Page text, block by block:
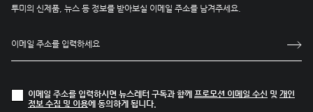
투미의 신제품, 뉴스 등 정보를 받아보실 이메일 주소를 남겨주세요.
이메일 주소를 입력하시면 뉴스레터 구독과 함께 프로모션 이메일 수신 및 개인
정보 수집 및 이용에 동의하게 됩니다.